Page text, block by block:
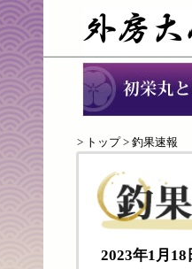
> トップ> 釣果速報
2023年1月